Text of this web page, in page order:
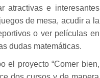
atractivas e interesantes
de mesa, acudir a la
o ver películas en
dudas matemáticas.
el proyecto “Comer bien,